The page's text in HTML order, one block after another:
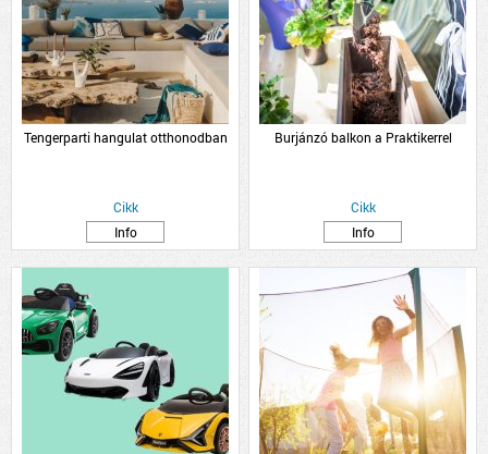
Tengerparti hangulat otthonodban
Cikk
Info
Burjánzó balkon a Praktikerrel
Cikk
Info